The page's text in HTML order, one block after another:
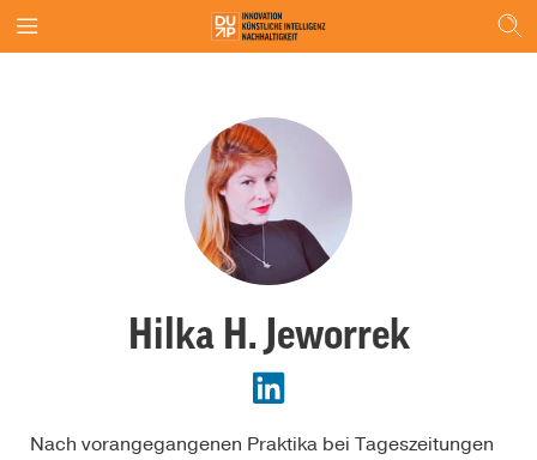
Hilka H. Jeworrek
Nach vorangegangenen Praktika bei Tageszeitungen